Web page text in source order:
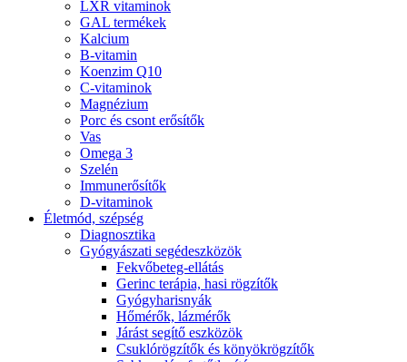
LXR vitaminok
GAL termékek
Kalcium
B-vitamin
Koenzim Q10
C-vitaminok
Magnézium
Porc és csont erősítők
Vas
Omega 3
Szelén
Immunerősítők
D-vitaminok
Életmód, szépség
Diagnosztika
Gyógyászati segédeszközök
Fekvőbeteg-ellátás
Gerinc terápia, hasi rögzítők
Gyógyharisnyák
Hőmérők, lázmérők
Járást segítő eszközök
Csuklórögzítők és könyökrögzítők